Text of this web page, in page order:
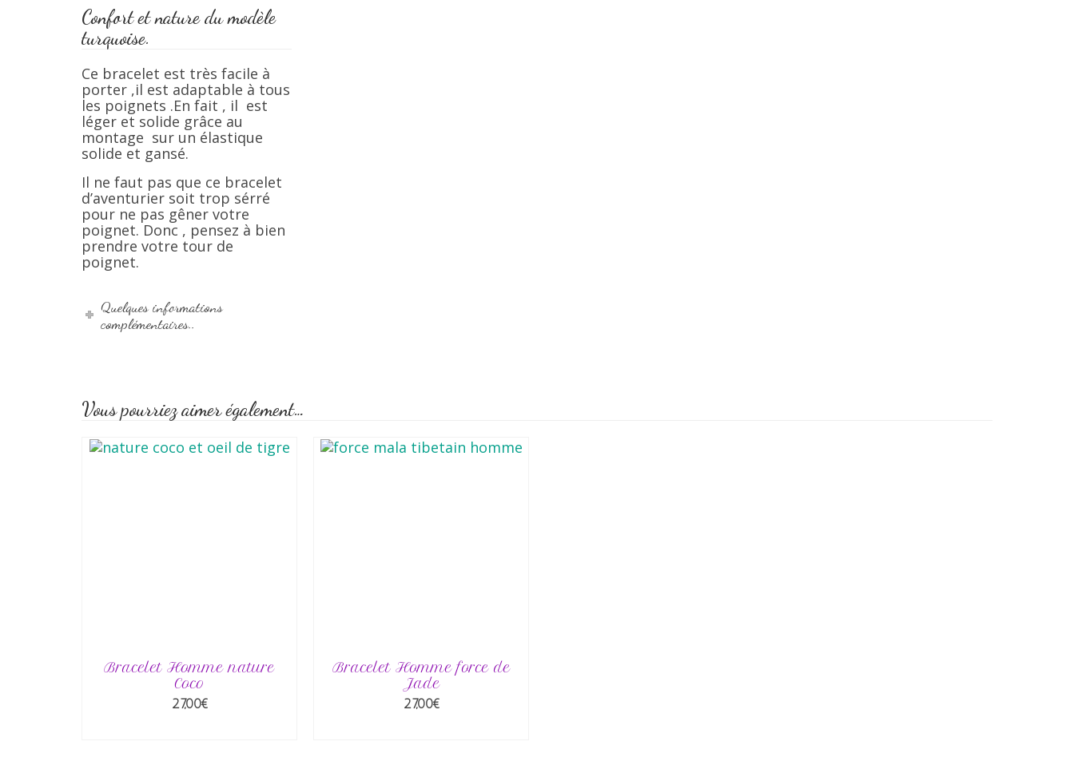
Confort et nature du modèle
turquoise.
Ce bracelet est très facile à
porter ,il est adaptable à tous
les poignets .En fait , il est
léger et solide grâce au
montage sur un élastique
solide et gansé.
Il ne faut pas que ce bracelet
d’aventurier soit trop sérré
pour ne pas gêner votre
poignet. Donc , pensez à bien
prendre votre tour de
poignet.
Quelques informations
complémentaires..
Vous pourriez aimer également…
Bracelet Homme nature
Coco
27,00€
Bracelet Homme force de
Jade
27,00€